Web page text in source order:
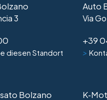
3
diesen Standort
Auto
Via
+39
>
Bolzano